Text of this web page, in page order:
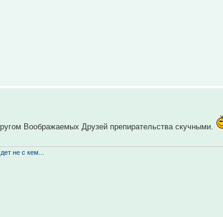
Воображаемых Друзей препирательства скучными.
не с кем...